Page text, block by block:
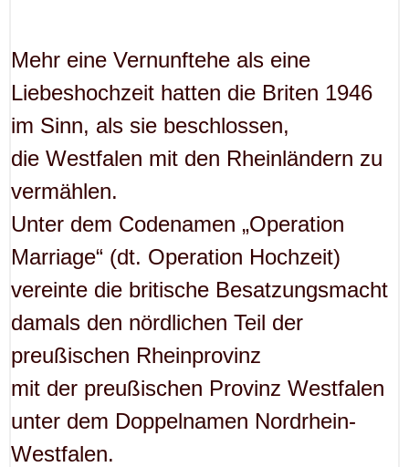
Mehr eine Vernunftehe als eine
Liebeshochzeit hatten die Briten 1946
im Sinn, als sie beschlossen,
die Westfalen mit den Rheinländern zu
vermählen.
Unter dem Codenamen „Operation
Marriage“ (dt. Operation Hochzeit)
vereinte die britische Besatzungsmacht
damals den nördlichen Teil der
preußischen Rheinprovinz
mit der preußischen Provinz Westfalen
unter dem Doppelnamen Nordrhein-
Westfalen.